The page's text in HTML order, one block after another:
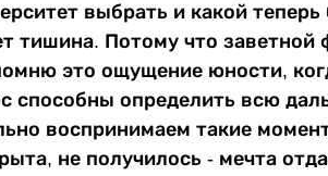
выбрать и какой
тишина. Потому что заветной
это ощущение юности,
способны определить всю
воспринимаем такие
не получилось - мечта